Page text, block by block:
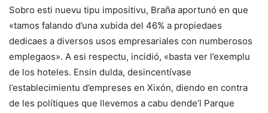
Sobro esti nuevu tipu impositivu, Braña aportunó en que
«tamos falando d’una xubida del 46% a propiedaes
dedicaes a diversos usos empresariales con numberosos
emplegaos». A esi respectu, incidió, «basta ver l’exemplu
de los hoteles. Ensin dulda, desincentívase
l’establecimientu d’empreses en Xixón, diendo en contra
de les polítiques que llevemos a cabu dende’l Parque